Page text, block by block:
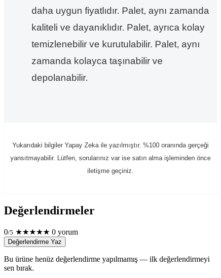
daha uygun fiyatlıdır. Palet, aynı zamanda
kaliteli ve dayanıklıdır. Palet, ayrıca kolay
temizlenebilir ve kurutulabilir. Palet, aynı
zamanda kolayca taşınabilir ve
depolanabilir.
Yukarıdaki bilgiler Yapay Zeka ile yazılmıştır. %100 oranında gerçeği
yansıtmayabilir. Lütfen, sorularınız var ise satın alma işleminden önce
iletişme geçiniz.
Değerlendirmeler
0/5 ★★★★★ 0 yorum
Değerlendirme Yaz
Bu ürüne henüz değerlendirme yapılmamış — ilk değerlendirmeyi
sen bırak.